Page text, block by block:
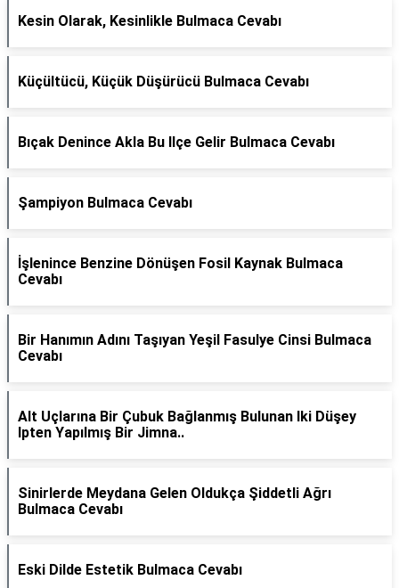
Kesin Olarak, Kesinlikle Bulmaca Cevabı
Küçültücü, Küçük Düşürücü Bulmaca Cevabı
Bıçak Denince Akla Bu Ilçe Gelir Bulmaca Cevabı
Şampiyon Bulmaca Cevabı
İşlenince Benzine Dönüşen Fosil Kaynak Bulmaca
Cevabı
Bir Hanımın Adını Taşıyan Yeşil Fasulye Cinsi Bulmaca
Cevabı
Alt Uçlarına Bir Çubuk Bağlanmış Bulunan Iki Düşey
Ipten Yapılmış Bir Jimna..
Sinirlerde Meydana Gelen Oldukça Şiddetli Ağrı
Bulmaca Cevabı
Eski Dilde Estetik Bulmaca Cevabı